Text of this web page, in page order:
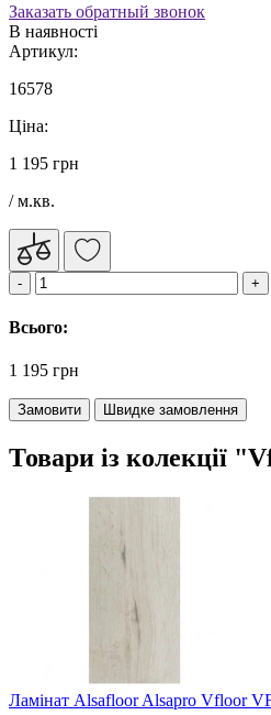
Заказать обратный звонок
В наявності
Артикул:
16578
Ціна:
1 195 грн
/ м.кв.
Всього:
1 195 грн
Замовити Швидке замовлення
Товари із колекції
Ламінат Alsafloor Alsapro Vfloor